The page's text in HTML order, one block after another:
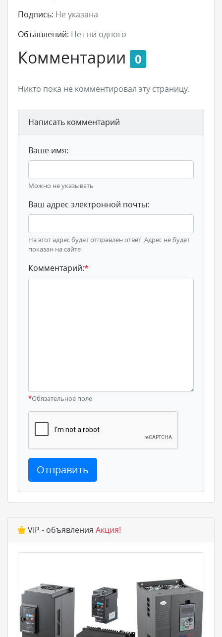
Подпись: Не указана
Объявлений: Нет ни одного
Комментарии 0
Никто пока не комментировал эту страницу.
Написать комментарий
Ваше имя:
Можно не указывать
Ваш адрес электронной почты:
На этот адрес будет отправлен ответ. Адрес не будет
показан на сайте
Комментарий:*
*Обязательное поле
Отправить
VIP - объявления Акция!